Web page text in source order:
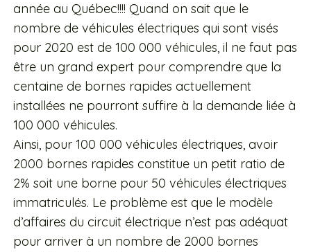
année au Québec!!!! Quand on sait que le
nombre de véhicules électriques qui sont visés
pour 2020 est de 100 000 véhicules, il ne faut pas
être un grand expert pour comprendre que la
centaine de bornes rapides actuellement
installées ne pourront suffire à la demande liée à
100 000 véhicules.
Ainsi, pour 100 000 véhicules électriques, avoir
2000 bornes rapides constitue un petit ratio de
2% soit une borne pour 50 véhicules électriques
immatriculés. Le problème est que le modèle
d’affaires du circuit électrique n’est pas adéquat
pour arriver à un nombre de 2000 bornes